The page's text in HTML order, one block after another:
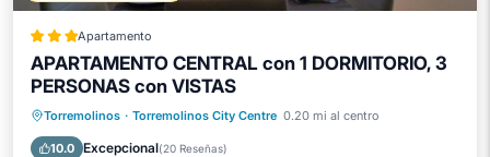
Apartamento
APARTAMENTO CENTRAL con 1 DORMITORIO, 3
PERSONAS con VISTAS
Torremolinos · Torremolinos City Centre 0.20 mi al centro
10.0 Excepcional(20 Reseñas)
Frente al mar
Aparcamiento
Vista al mar